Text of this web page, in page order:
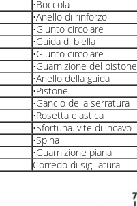
•Boccola
•Anello di rinforzo
•Giunto circolare
•Guida di biella
•Giunto circolare
•Guarnizione del pistone
•Anello della guida
•Pistone
•Gancio della serratura
•Rosetta elastica
•Sfortuna. vite di incavo
•Spina
•Guarnizione piana
Corredo di sigillatura